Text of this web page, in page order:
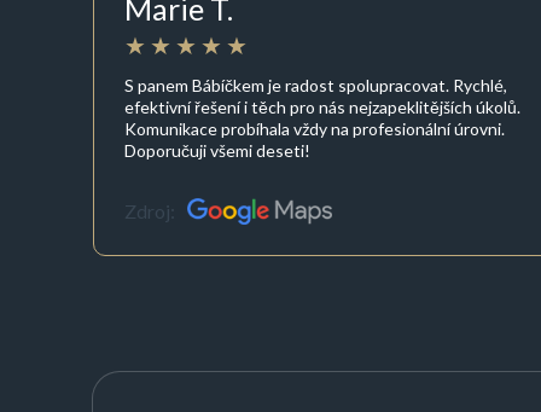
Marie T.
S panem Bábíčkem je radost spolupracovat. Rychlé,
efektivní řešení i těch pro nás nejzapeklitějších úkolů.
Komunikace probíhala vždy na profesionální úrovni.
Doporučuji všemi deseti!
Zdroj: